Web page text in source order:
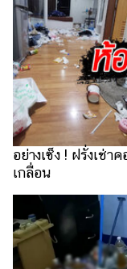
ดูด
วง
ผู้
หญิง
ผู้ชาย
สุขภาพ
ท่อง
เที่ยว
สูตร
อาหาร
ง่ายๆ
อย่างเซ็ง ! ฝรั่งเช่
เกลื่อน